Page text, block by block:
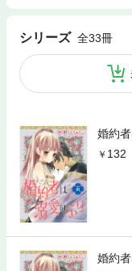
シリーズ 全33冊
婚約
132
婚約